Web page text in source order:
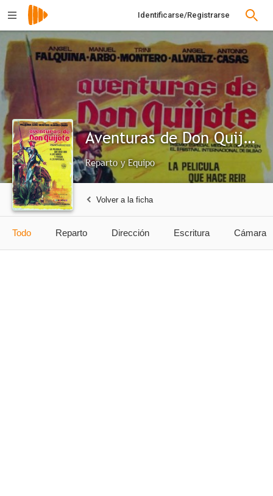
Identificarse/Registrarse
Aventuras de Don Quijote
Reparto y Equipo
Volver a la ficha
Todo Reparto Dirección Escritura Cámara